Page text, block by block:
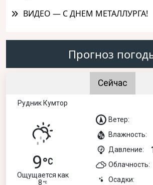
ВИДЕО — С ДНЕМ МЕТАЛЛУРГА!
Прогноз
Сейчас
Рудник Кумтор
9
Ощущается как
8
Ветер:
Влажность:
Давление:
Облачность:
Осадки: